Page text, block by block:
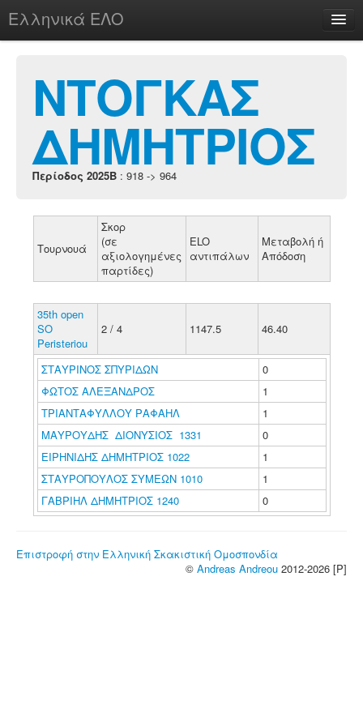
Ελληνικά ΕΛΟ
chesstu.be @ discord
Login
ΝΤΟΓΚΑΣ
ΔΗΜΗΤΡΙΟΣ
Περίοδος 2025B : 918 -> 964
Τουρνουά
Σκορ
(σε
αξιολογημένες
παρτίδες)
ELO
αντιπάλων
Μεταβολή ή
Απόδοση
35th open
SO
Peristeriou
2 / 4 1147.5 46.40
ΣΤΑΥΡΙΝΟΣ ΣΠΥΡΙΔΩΝ
0
ΦΩΤΟΣ ΑΛΕΞΑΝΔΡΟΣ
1
ΤΡΙΑΝΤΑΦΥΛΛΟΥ ΡΑΦΑΗΛ
1
ΜΑΥΡΟΥΔΗΣ ΔΙΟΝΥΣΙΟΣ 1331
0
ΕΙΡΗΝΙΔΗΣ ΔΗΜΗΤΡΙΟΣ 1022
1
ΣΤΑΥΡΟΠΟΥΛΟΣ ΣΥΜΕΩΝ 1010
1
ΓΑΒΡΙΗΛ ΔΗΜΗΤΡΙΟΣ 1240
0
Επιστροφή στην Ελληνική Σκακιστική Ομοσπονδία
© Andreas Andreou 2012-2026 [P]